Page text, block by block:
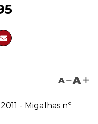
A A
- Migalhas nº